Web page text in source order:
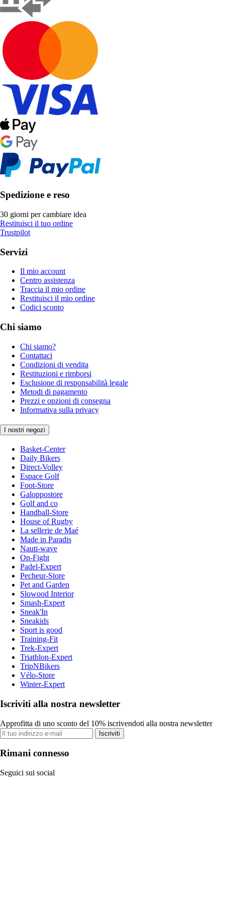
Spedizione e reso
30 giorni per cambiare idea
Restituisci il tuo ordine
Trustpilot
Servizi
Il mio account
Centro assistenza
Traccia il mio ordine
Restituisci il mio ordine
Codici sconto
Chi siamo
Chi siamo?
Contattaci
Condizioni di vendita
Restituzioni e rimborsi
Esclusione di responsabilità legale
Metodi di pagamento
Prezzi e opzioni di consegna
Informativa sulla privacy
I nostri negozi
Basket-Center
Daily Bikers
Direct-Volley
Espace Golf
Foot-Store
Galoppostore
Golf and co
Handball-Store
House of Rugby
La sellerie de Maé
Made in Paradis
Nauti-wave
On-Fight
Padel-Expert
Pecheur-Store
Pet and Garden
Slowood Interior
Smash-Expert
Sneak'In
Sneakids
Sport is good
Training-Fit
Trek-Expert
Triathlon-Expert
TripNBikers
Vélo-Store
Winter-Expert
Iscriviti alla nostra newsletter
Approfitta di uno sconto del 10% iscrivendoti alla nostra newsletter
Iscriviti
Rimani connesso
Seguici sui social